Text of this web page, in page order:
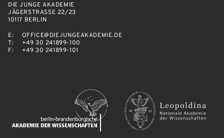
DIE JUNGE AKADEMIE
JÄGERSTRASSE 22/23
10117 BERLIN
E:
OFFICE@DIEJUNGEAKADEMIE.DE
T:
+49 30 241899-100
F:
+49 30 241899-101